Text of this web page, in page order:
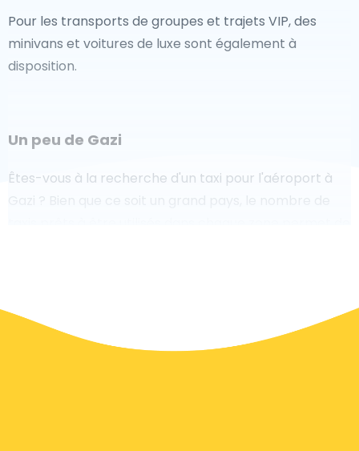
Pour les transports de groupes et trajets VIP, des
minivans et voitures de luxe sont également à
disposition.
Un peu de Gazi
Êtes-vous à la recherche d'un taxi pour l'aéroport à
Gazi ? Bien que ce soit un grand pays, le nombre de
en ligne sur notre site Web, pour vous faire voyager
sans stress.